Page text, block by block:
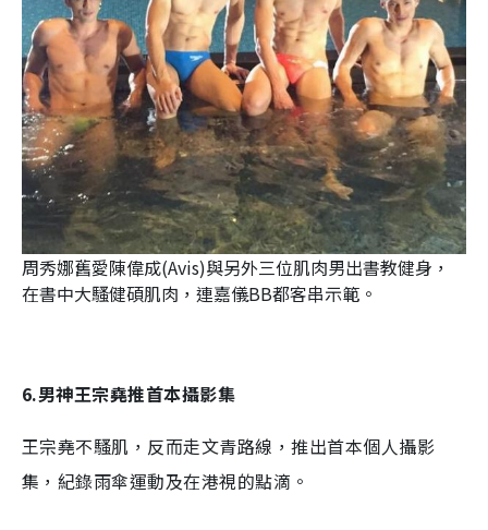
周秀娜舊愛陳偉成(Avis)與另外三位肌肉男出書教健身，
在書中大騷健碩肌肉，連嘉儀BB都客串示範。
6.男神王宗堯推首本攝影集
王宗堯不騷肌，反而走文青路線，推出首本個人攝影
集，紀錄雨傘運動及在港視的點滴。